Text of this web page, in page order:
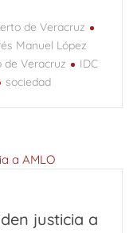
de Veracruz
Manuel López
de Veracruz
IDC
sociedad
justicia a